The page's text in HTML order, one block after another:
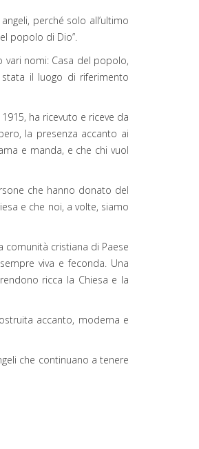
perché solo all’ultimo
popolo di Dio”.
vari nomi: Casa del popolo,
stata il luogo di riferimento
ha ricevuto e riceve da
la presenza accanto ai
e manda, e che chi vuol
che hanno donato del
e che noi, a volte, siamo
cristiana di Paese
viva e feconda. Una
ricca la Chiesa e la
accanto, moderna e
che continuano a tenere